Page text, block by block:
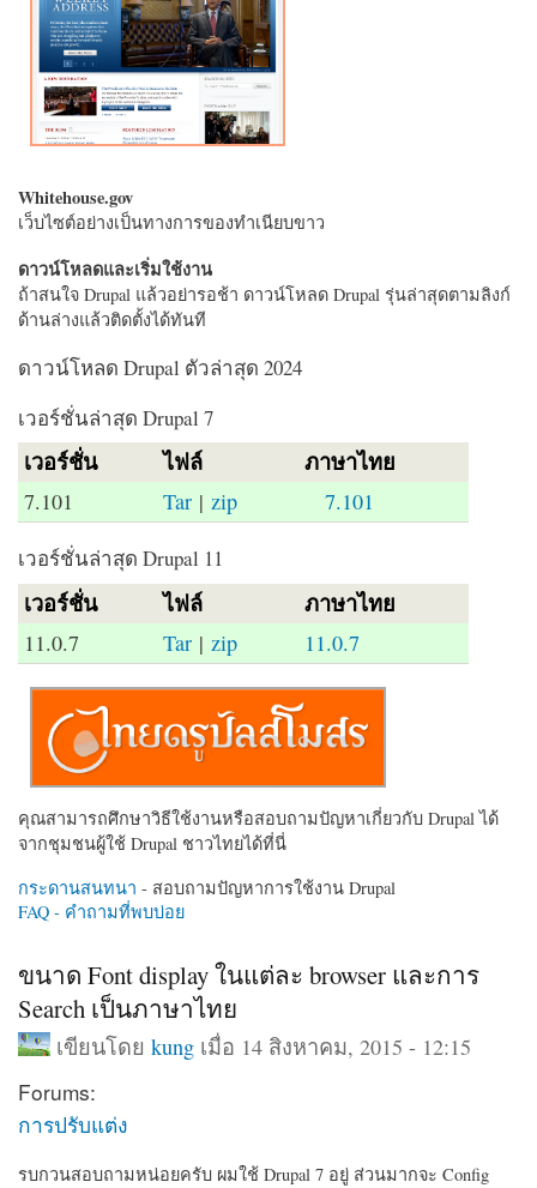
Whitehouse.gov
เว็บไซต์อย่างเป็นทางการของทำเนียบขาว
ดาวน์โหลดและเริ่มใช้งาน
ถ้าสนใจ Drupal แล้วอย่ารอช้า ดาวน์โหลด Drupal รุ่นล่าสุดตามลิงก์
ด้านล่างแล้วติดตั้งได้ทันที
ดาวน์โหลด Drupal ตัวล่าสุด 2024
เวอร์ชั่นล่าสุด Drupal 7
เวอร์ชั่น ไฟล์ ภาษาไทย
7.101 Tar |zip 7.101
เวอร์ชั่นล่าสุด Drupal 11
เวอร์ชั่น ไฟล์ ภาษาไทย
11.0.7 Tar | zip 11.0.7
คุณสามารถศึกษาวิธีใช้งานหรือสอบถามปัญหาเกี่ยวกับ Drupal ได้
จากชุมชนผู้ใช้ Drupal ชาวไทยได้ที่นี่
กระดานสนทนา - สอบถามปัญหาการใช้งาน Drupal
FAQ - คำถามที่พบบ่อย
ขนาด Font display ในแต่ละ browser และการ
Search เป็นภาษาไทย
เขียนโดย kungเมื่อ 14 สิงหาคม, 2015 - 12:15
Forums:
การปรับแต่ง
รบกวนสอบถามหน่อยครับ ผมใช้ Drupal 7 อยู่ ส่วนมากจะ Config